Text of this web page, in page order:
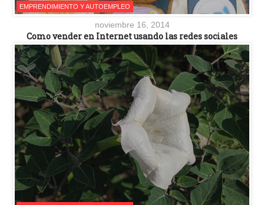
EMPRENDIMIENTO Y AUTOEMPLEO
noviembre 16, 2014
Como vender en Internet usando las redes sociales